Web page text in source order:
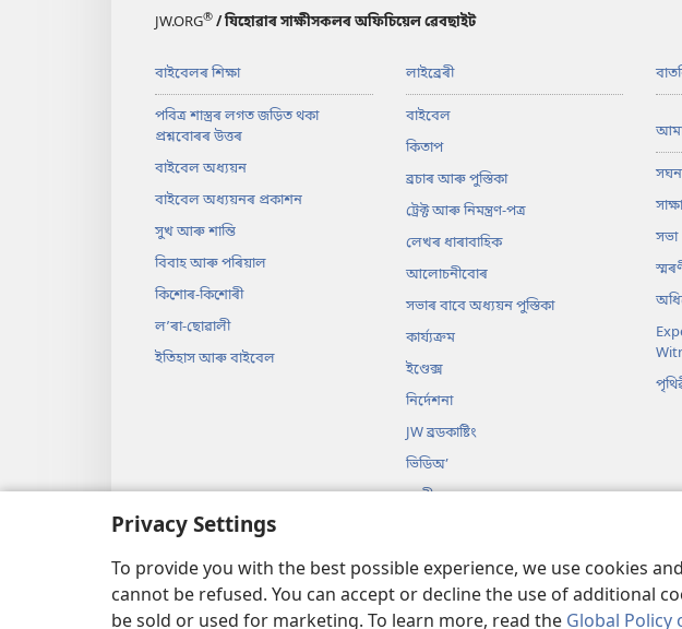
Privacy Settings
To provide you with the best possible experience, we use cookies
cannot be refused. You can accept or decline the use of additional
be sold or used for marketing. To learn more, read the Global Policy
JW.ORG® / যিহোৱাৰ সাক্ষীসকলৰ অফিচিয়েল ৱেবছাইট
বাইবেলৰ শিক্ষা
পবিত্ৰ শাস্ত্ৰৰ লগত জড়িত থকা
প্ৰশ্নবোৰৰ উত্তৰ
বাইবেল অধ্যয়ন
বাইবেল অধ্যয়নৰ প্ৰকাশন
সুখ আৰু শান্তি
বিবাহ আৰু পৰিয়াল
কিশোৰ-কিশোৰী
লʼৰা-ছোৱালী
ইতিহাস আৰু বাইবেল
লাইব্ৰেৰী
বাইবেল
কিতাপ
ব্ৰচাৰ আৰু পুস্তিকা
ট্ৰেক্ট আৰু নিমন্ত্ৰণ-পত্ৰ
লেখৰ ধাৰাবাহিক
আলোচনীবোৰ
সভাৰ বাবে অধ্যয়ন পুস্তিকা
কাৰ্য্যক্ৰম
ইণ্ডেক্স
নিৰ্দেশনা
JW ব্ৰডকাষ্টিং
ভিডিঅ’
সংগীত
নাটকৰ আকাৰত বাইবেল পঢ়া
সভা